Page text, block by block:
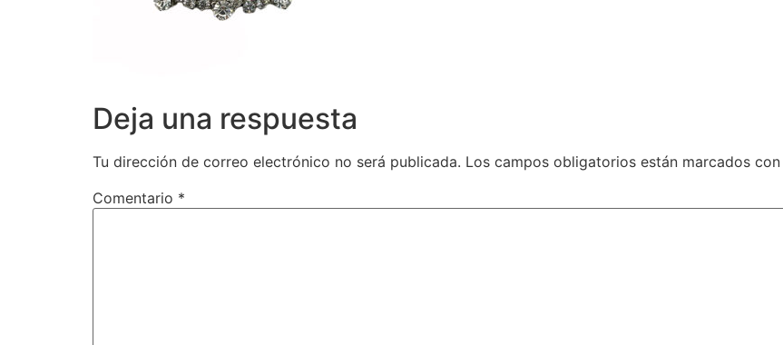
Deja una respuesta
Tu dirección de correo electrónico no será publicada. Los campos obligatorios están marcados con
Comentario *